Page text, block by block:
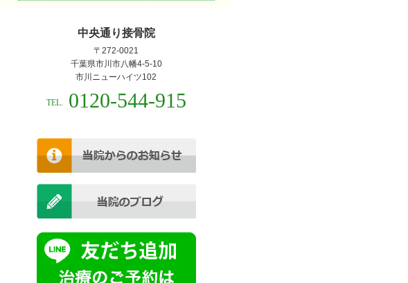
中央通り接骨院
〒272-0021
千葉県市川市八幡4-5-10
市川ニューハイツ102
TEL. 0120-544-915